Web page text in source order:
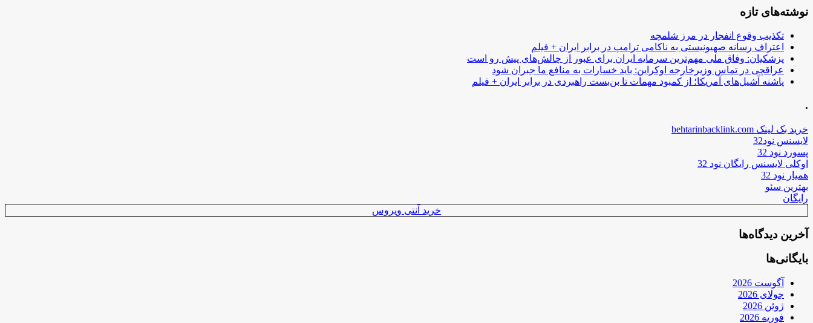
نوشته‌های تازه
تکذیب وقوع انفجار در مرز شلمچه
اعتراف رسانه صهیونیستی به ناکامی ترامپ در برابر ایران + فیلم
پزشکیان: وفاق ملی مهم‌ترین سرمایه ایران برای عبور از چالش‌های پیش رو است
عراقچی در تماس وزیرخارجه اوکراین: باید خسارات به منافع ما جبران شود
پاشنه آشیل‌های آمریکا؛ از کمبود مهمات تا بن‌بست راهبردی در برابر ایران + فیلم
.
خرید بک لینک behtarinbacklink.com
لایسنس نود32
پسورد نود 32
اوکلی لایسنس رایگان نود 32
همیار نود 32
بهترین سئو
رایگان
خرید آنتی ویروس
آخرین دیدگاه‌ها
بایگانی‌ها
آگوست 2026
جولای 2026
ژوئن 2026
فوریه 2026